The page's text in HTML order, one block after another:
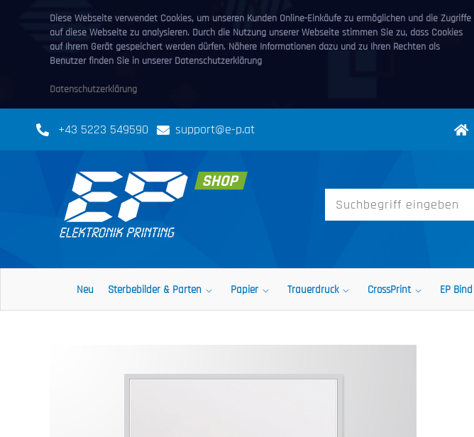
Diese Webseite verwendet Cookies, um unseren Kunden Online-Einkäufe zu ermöglichen und die Zugriffe
auf diese Webseite zu analysieren. Durch die Nutzung unserer Webseite stimmen Sie zu, dass Cookies
auf Ihrem Gerät gespeichert werden dürfen. Nähere Informationen dazu und zu Ihren Rechten als
Benutzer finden Sie in unserer Datenschutzerklärung
Datenschutzerklärung
+43 5223 549590 support@e-p.at
Neu Sterbebilder & Parten Papier Trauerdruck CrossPrint EP Bind